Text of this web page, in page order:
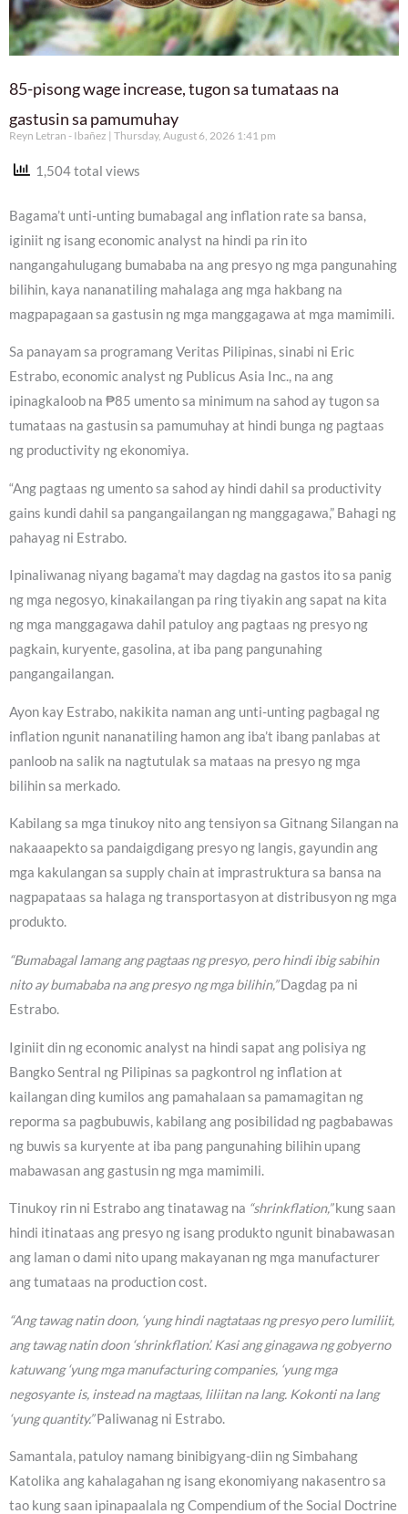
85-pisong wage increase, tugon sa tumataas na
gastusin sa pamumuhay
Reyn Letran - Ibañez Thursday, August 6, 2026 1:41 pm
1,504 total views
Bagama’t unti-unting bumabagal ang inflation rate sa bansa,
iginiit ng isang economic analyst na hindi pa rin ito
nangangahulugang bumababa na ang presyo ng mga pangunahing
bilihin, kaya nananatiling mahalaga ang mga hakbang na
magpapagaan sa gastusin ng mga manggagawa at mga mamimili.
Sa panayam sa programang Veritas Pilipinas, sinabi ni Eric
Estrabo, economic analyst ng Publicus Asia Inc., na ang
ipinagkaloob na ₱85 umento sa minimum na sahod ay tugon sa
tumataas na gastusin sa pamumuhay at hindi bunga ng pagtaas
ng productivity ng ekonomiya.
“Ang pagtaas ng umento sa sahod ay hindi dahil sa productivity
gains kundi dahil sa pangangailangan ng manggagawa,” Bahagi ng
pahayag ni Estrabo.
Ipinaliwanag niyang bagama’t may dagdag na gastos ito sa panig
ng mga negosyo, kinakailangan pa ring tiyakin ang sapat na kita
ng mga manggagawa dahil patuloy ang pagtaas ng presyo ng
pagkain, kuryente, gasolina, at iba pang pangunahing
pangangailangan.
Ayon kay Estrabo, nakikita naman ang unti-unting pagbagal ng
inflation ngunit nananatiling hamon ang iba’t ibang panlabas at
panloob na salik na nagtutulak sa mataas na presyo ng mga
bilihin sa merkado.
Kabilang sa mga tinukoy nito ang tensiyon sa Gitnang Silangan na
nakaaapekto sa pandaigdigang presyo ng langis, gayundin ang
mga kakulangan sa supply chain at imprastruktura sa bansa na
nagpapataas sa halaga ng transportasyon at distribusyon ng mga
produkto.
“Bumabagal lamang ang pagtaas ng presyo, pero hindi ibig sabihin
nito ay bumababa na ang presyo ng mga bilihin,”Dagdag pa ni
Estrabo.
Iginiit din ng economic analyst na hindi sapat ang polisiya ng
Bangko Sentral ng Pilipinas sa pagkontrol ng inflation at
kailangan ding kumilos ang pamahalaan sa pamamagitan ng
reporma sa pagbubuwis, kabilang ang posibilidad ng pagbabawas
ng buwis sa kuryente at iba pang pangunahing bilihin upang
mabawasan ang gastusin ng mga mamimili.
Tinukoy rin ni Estrabo ang tinatawag na “shrinkflation,”kung saan
hindi itinataas ang presyo ng isang produkto ngunit binabawasan
ang laman o dami nito upang makayanan ng mga manufacturer
ang tumataas na production cost.
“Ang tawag natin doon, ‘yung hindi nagtataas ng presyo pero lumiliit,
ang tawag natin doon ‘shrinkflation’. Kasi ang ginagawa ng gobyerno
katuwang ‘yung mga manufacturing companies, ‘yung mga
negosyante is, instead na magtaas, liliitan na lang. Kokonti na lang
‘yung quantity.”Paliwanag ni Estrabo.
Samantala, patuloy namang binibigyang-diin ng Simbahang
Katolika ang kahalagahan ng isang ekonomiyang nakasentro sa
tao kung saan ipinapaalala ng Compendium of the Social Doctrine